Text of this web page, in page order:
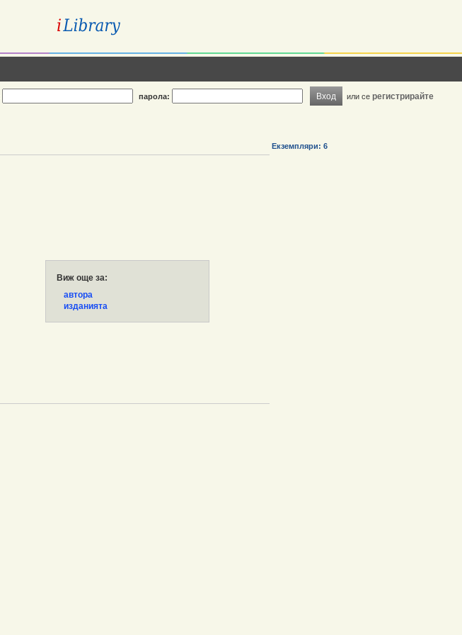
парола: Вход или се регистрирайте
Виж още за:
автора
изданията
Екземпляри: 6